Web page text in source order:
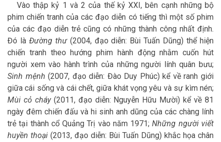
Vào thập kỷ 1 và 2 của thế kỷ XXI, bên cạnh những bộ
phim chiến tranh của các đạo diễn có tiếng thì một số phim
của các đạo diễn trẻ cũng có những thành công nhất định.
Đó là Đường thư (2004, đạo diễn: Bùi Tuấn Dũng) thể hiện
chiến tranh theo hướng phim hành động nhằm cuốn hút
người xem vào hành trình của những người lính quân bưu;
Sinh mệnh(2007, đạo diễn: Đào Duy Phúc) kể về ranh giới
giữa cái sống và cái chết, giữa khát vọng yêu và sự kìm nén;
Mùi cỏ cháy(2011, đạo diễn: Nguyễn Hữu Mười) kể về 81
ngày đêm chiến đấu và hi sinh anh dũng của các chàng lính
trẻ tại thành cổ Quảng Trị vào năm 1971;Những người viết
huyền thoại (2013, đạo diễn: Bùi Tuấn Dũng) khắc họa chân